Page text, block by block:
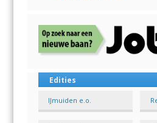
Edities
IJmuiden e.o.